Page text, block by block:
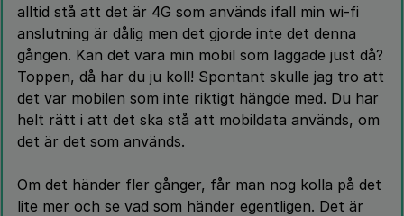
alltid stå att det är 4G som används ifall min wi-fi
anslutning är dålig men det gjorde inte det denna
gången. Kan det vara min mobil som laggade just då?
Toppen, då har du ju koll! Spontant skulle jag tro att
det var mobilen som inte riktigt hängde med. Du har
helt rätt i att det ska stå att mobildata används, om
det är det som används.
Om det händer fler gånger, får man nog kolla på det
lite mer och se vad som händer egentligen. Det är